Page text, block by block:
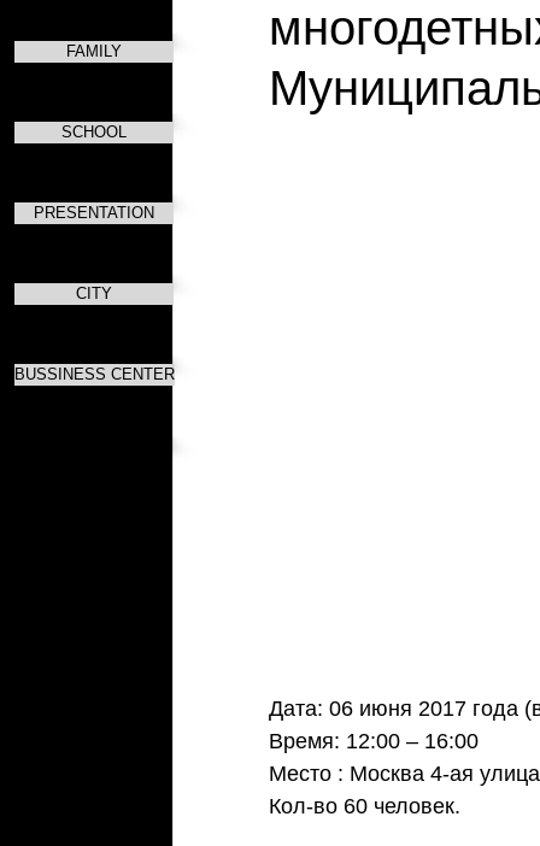
​Дата: 06 июня 2017 года
Время: 12:00 – 16:00
Место : Москва 4-ая
Кол-во 60 человек.
FAMILY
SCHOOL
PRESENTATION
CITY
BUSSINESS CENTER